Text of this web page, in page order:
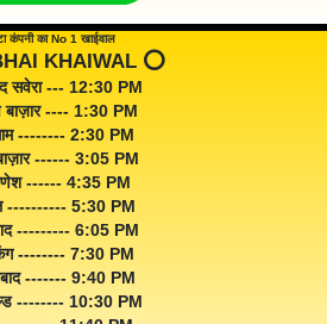
कंपनी का No 1 खाईवाल
KHAIWAL ⭕️
सवेरा --- 12:30 PM
बाज़ार ---- 1:30 PM
-------- 2:30 PM
------ 3:05 PM
------ 4:35 PM
---------- 5:30 PM
--------- 6:05 PM
-------- 7:30 PM
------- 9:40 PM
-------- 10:30 PM